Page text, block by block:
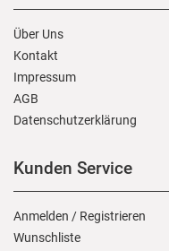
Über Uns
Kontakt
Impressum
AGB
Daten­schutz­erklärung
Kunden Service
Anmelden / Registrieren
Wunschliste